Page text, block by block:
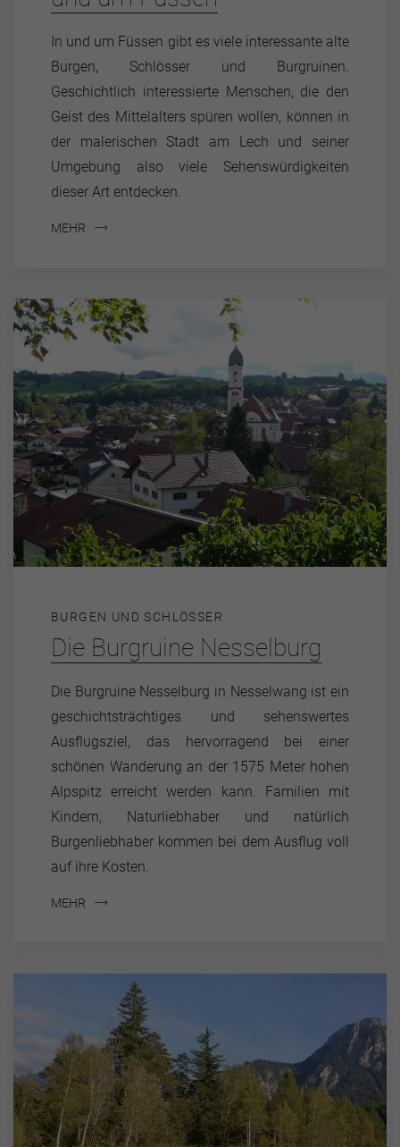
In und um Füssen gibt es viele interessante alte
Burgen, Schlösser und Burgruinen.
Geschichtlich interessierte Menschen, die den
Geist des Mittelalters spüren wollen, können in
der malerischen Stadt am Lech und seiner
Umgebung also viele Sehenswürdigkeiten
dieser Art entdecken.
MEHR
BURGEN UND SCHLÖSSER
Die Burgruine Nesselburg
Die Burgruine Nesselburg in Nesselwang ist ein
geschichtsträchtiges und sehenswertes
Ausflugsziel, das hervorragend bei einer
schönen Wanderung an der 1575 Meter hohen
Alpspitz erreicht werden kann. Familien mit
Kindern, Naturliebhaber und natürlich
Burgenliebhaber kommen bei dem Ausflug voll
auf ihre Kosten.
MEHR